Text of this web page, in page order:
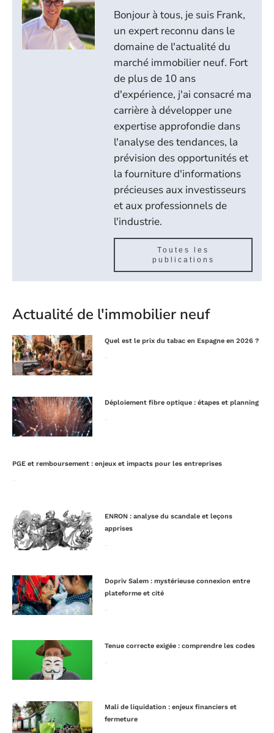
Bonjour à tous, je suis Frank,
un expert reconnu dans le
domaine de l'actualité du
marché immobilier neuf. Fort
de plus de 10 ans
d'expérience, j'ai consacré ma
carrière à développer une
expertise approfondie dans
l'analyse des tendances, la
prévision des opportunités et
la fourniture d'informations
précieuses aux investisseurs
et aux professionnels de
l'industrie.
Toutes les
publications
Actualité de l'immobilier neuf
Quel est le prix du tabac en Espagne en 2026 ?
Déploiement fibre optique : étapes et planning
PGE et remboursement : enjeux et impacts pour les entreprises
ENRON : analyse du scandale et leçons
apprises
Dopriv Salem : mystérieuse connexion entre
plateforme et cité
Tenue correcte exigée : comprendre les codes
Mali de liquidation : enjeux financiers et
fermeture